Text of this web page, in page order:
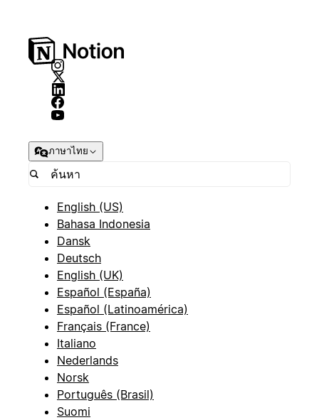
ภาษาไทย
English (US)
Bahasa Indonesia
Dansk
Deutsch
English (UK)
Español (España)
Español (Latinoamérica)
Français (France)
Italiano
Nederlands
Norsk
Português (Brasil)
Suomi